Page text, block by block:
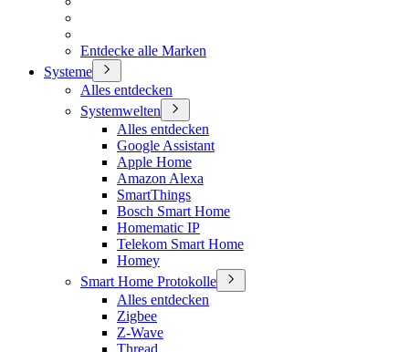
Entdecke alle Marken
Systeme
Alles entdecken
Systemwelten
Alles entdecken
Google Assistant
Apple Home
Amazon Alexa
SmartThings
Bosch Smart Home
Homematic IP
Telekom Smart Home
Homey
Smart Home Protokolle
Alles entdecken
Zigbee
Z-Wave
Thread